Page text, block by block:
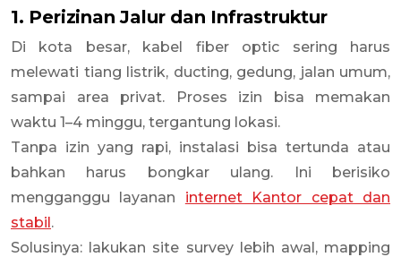
1. Perizinan Jalur dan Infrastruktur
Di kota besar, kabel fiber optic sering harus
melewati tiang listrik, ducting, gedung, jalan umum,
sampai area privat. Proses izin bisa memakan
waktu 1–4 minggu, tergantung lokasi.
Tanpa izin yang rapi, instalasi bisa tertunda atau
bahkan harus bongkar ulang. Ini berisiko
mengganggu layanan
internet Kantor cepat dan
stabil.
Solusinya: lakukan site survey lebih awal, mapping